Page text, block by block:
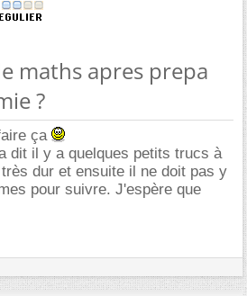
maths apres prepa
?
ça
dit il y a quelques petits trucs à
dur et ensuite il ne doit pas y
pour suivre. J'espère que